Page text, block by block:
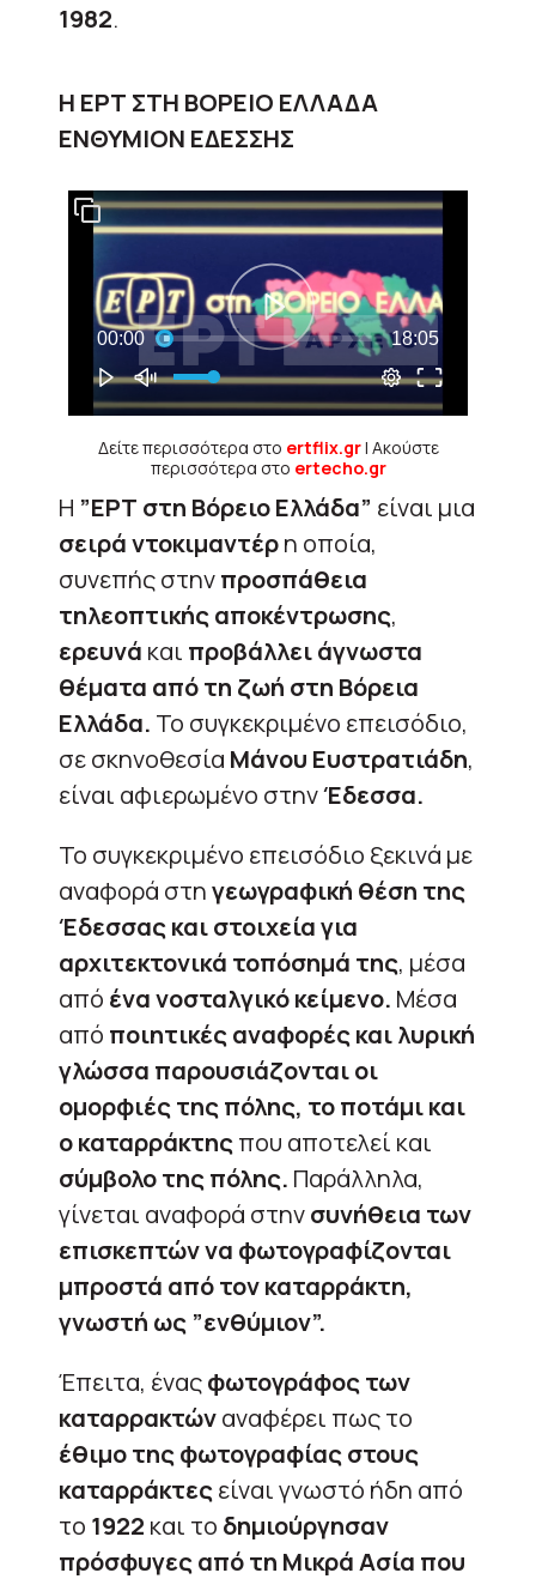
1982.
Η ΕΡΤ ΣΤΗ ΒΟΡΕΙΟ ΕΛΛΑΔΑ
ΕΝΘΥΜΙΟΝ ΕΔΕΣΣΗΣ
Δείτε περισσότερα στο ertflix.gr| Ακούστε
περισσότερα στο ertecho.gr
Η ”ΕΡΤ στη Βόρειο Ελλάδα” είναι μια
σειρά ντοκιμαντέρη οποία,
συνεπής στηνπροσπάθεια
τηλεοπτικής αποκέντρωσης,
ερευνά και προβάλλει άγνωστα
θέματα από τη ζωή στη Βόρεια
Ελλάδα. Το συγκεκριμένο επεισόδιο,
σε σκηνοθεσία Μάνου Ευστρατιάδη,
είναι αφιερωμένο στηνΈδεσσα.
Το συγκεκριμένο επεισόδιο ξεκινά με
αναφορά στηγεωγραφική θέση της
Έδεσσας και στοιχεία για
αρχιτεκτονικά τοπόσημά της, μέσα
από ένα νοσταλγικό κείμενο. Μέσα
από ποιητικές αναφορές και λυρική
γλώσσα παρουσιάζονται οι
ομορφιές της πόλης, το ποτάμι και
ο καταρράκτηςπου αποτελεί και
σύμβολο της πόλης. Παράλληλα,
γίνεται αναφορά στηνσυνήθεια των
επισκεπτών να φωτογραφίζονται
μπροστά από τον καταρράκτη,
γνωστή ως ”ενθύμιον”.
Έπειτα, έναςφωτογράφος των
καταρρακτώναναφέρει πως το
έθιμο της φωτογραφίας στους
καταρράκτεςείναι γνωστό ήδη από
το 1922 και το δημιούργησαν
πρόσφυγες από τη Μικρά Ασία που